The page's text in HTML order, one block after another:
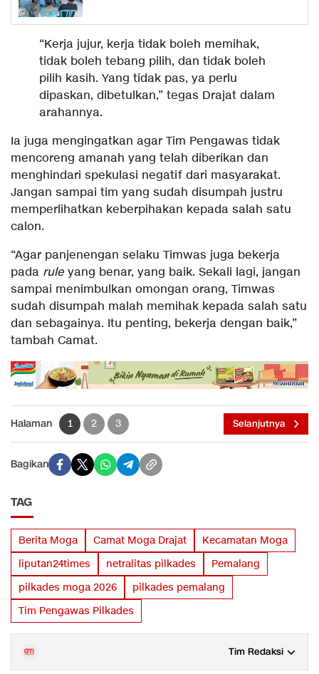
“Kerja jujur, kerja tidak boleh memihak,
tidak boleh tebang pilih, dan tidak boleh
pilih kasih. Yang tidak pas, ya perlu
dipaskan, dibetulkan,” tegas Drajat dalam
arahannya.
Ia juga mengingatkan agar Tim Pengawas tidak
mencoreng amanah yang telah diberikan dan
menghindari spekulasi negatif dari masyarakat.
Jangan sampai tim yang sudah disumpah justru
memperlihatkan keberpihakan kepada salah satu
calon.
“Agar panjenengan selaku Timwas juga bekerja
pada rule yang benar, yang baik. Sekali lagi, jangan
sampai menimbulkan omongan orang, Timwas
sudah disumpah malah memihak kepada salah satu
dan sebagainya. Itu penting, bekerja dengan baik,”
tambah Camat.
Halaman 1 2 3 Selanjutnya
Bagikan
TAG
Berita Moga Camat Moga Drajat
Kecamatan Moga
liputan24times
netralitas pilkades
Pemalang
pilkades moga 2026
pilkades pemalang
Tim Pengawas Pilkades
Tim Redaksi